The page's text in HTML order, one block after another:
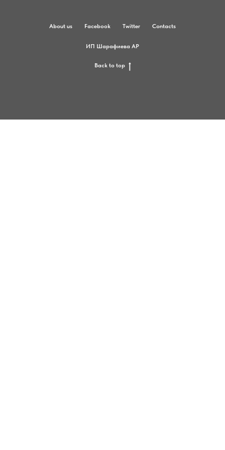
About us Facebook Twitter Contacts
ИП Шарафиева АР
Back to top